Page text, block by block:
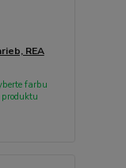
REA
farbu
produktu